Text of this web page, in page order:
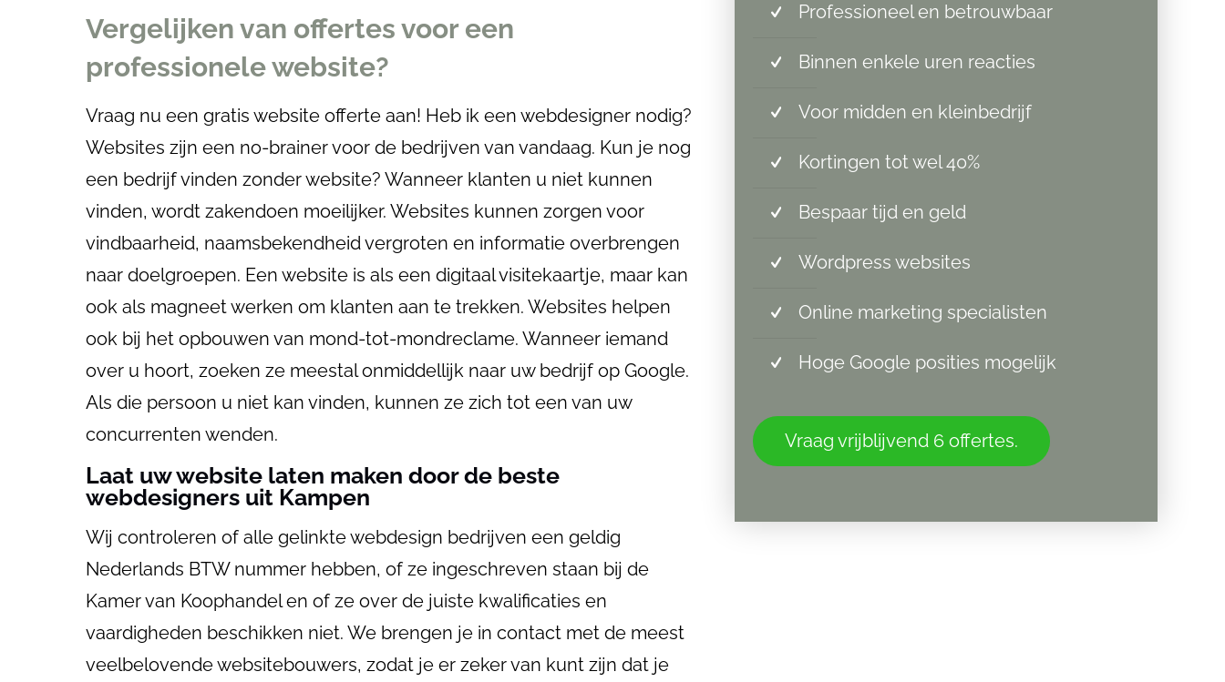
Vergelijken van offertes voor een
professionele website?
Vraag nu een gratis website offerte aan! Heb ik een webdesigner nodig?
Websites zijn een no-brainer voor de bedrijven van vandaag. Kun je nog
een bedrijf vinden zonder website? Wanneer klanten u niet kunnen
vinden, wordt zakendoen moeilijker. Websites kunnen zorgen voor
vindbaarheid, naamsbekendheid vergroten en informatie overbrengen
naar doelgroepen. Een website is als een digitaal visitekaartje, maar kan
ook als magneet werken om klanten aan te trekken. Websites helpen
ook bij het opbouwen van mond-tot-mondreclame. Wanneer iemand
over u hoort, zoeken ze meestal onmiddellijk naar uw bedrijf op Google.
Als die persoon u niet kan vinden, kunnen ze zich tot een van uw
concurrenten wenden.
Laat uw website laten maken door de beste
webdesigners uit Kampen
Wij controleren of alle gelinkte webdesign bedrijven een geldig
Nederlands BTW nummer hebben, of ze ingeschreven staan ​​bij de
Kamer van Koophandel en of ze over de juiste kwalificaties en
vaardigheden beschikken niet. We brengen je in contact met de meest
veelbelovende websitebouwers, zodat je er zeker van kunt zijn dat je
Professioneel en betrouwbaar
Binnen enkele uren reacties
Voor midden en kleinbedrijf
Kortingen tot wel 40%
Bespaar tijd en geld
Wordpress websites
Online marketing specialisten
Hoge Google posities mogelijk
Vraag vrijblijvend 6 offertes.